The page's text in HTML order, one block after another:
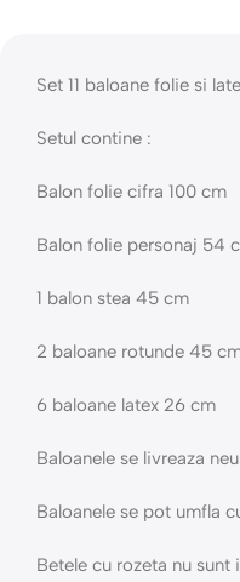
Set 11 baloane folie si
Setul contine :
Balon folie cifra 100 cm
Balon folie personaj 54
1 balon stea 45 cm
2 baloane rotunde 45
6 baloane latex 26 cm
Baloanele se livreaza
Baloanele se pot umfla
Betele cu rozeta nu sunt